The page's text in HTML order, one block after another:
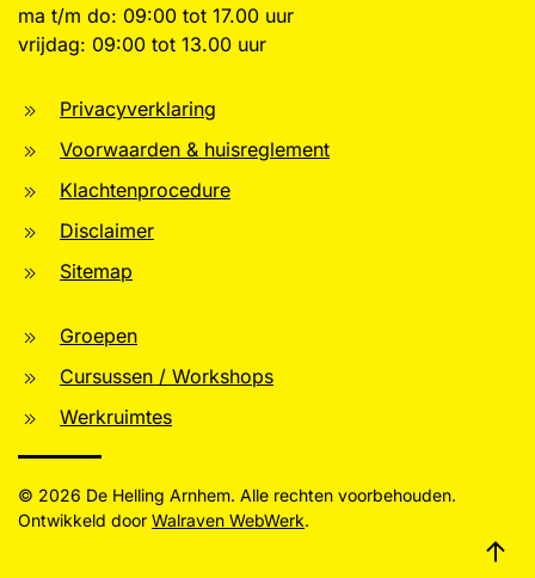
ma t/m do: 09:00 tot 17.00 uur
vrijdag: 09:00 tot 13.00 uur
Privacyverklaring
Voorwaarden & huisreglement
Klachtenprocedure
Disclaimer
Sitemap
Groepen
Cursussen / Workshops
Werkruimtes
© 2026 De Helling Arnhem. Alle rechten voorbehouden.
Ontwikkeld door Walraven WebWerk.